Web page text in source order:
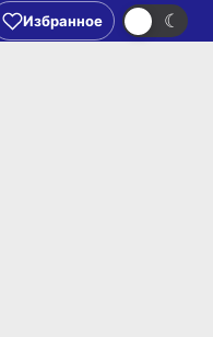
Избранное ☀ ☾